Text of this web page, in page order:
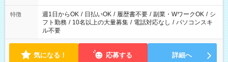
ください！
特徴 週1日からOK / 日払いOK / 履歴書不要 / 副業・WワークOK / シ
フト勤務 / 10名以上の大量募集 / 電話対応なし / パソコンスキ
ル不要
気になる！ 応募する 詳細へ